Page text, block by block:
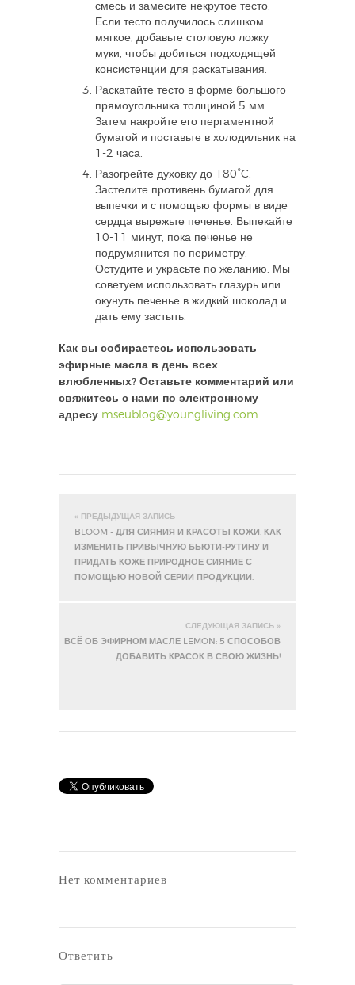
смесь и замесите некрутое тесто.
Если тесто получилось слишком
мягкое, добавьте столовую ложку
муки, чтобы добиться подходящей
консистенции для раскатывания.
Раскатайте тесто в форме большого
прямоугольника толщиной 5 мм.
Затем накройте его пергаментной
бумагой и поставьте в холодильник на
1-2 часа.
Разогрейте духовку до 180°C.
Застелите противень бумагой для
выпечки и с помощью формы в виде
сердца вырежьте печенье. Выпекайте
10-11 минут, пока печенье не
подрумянится по периметру.
Остудите и украсьте по желанию. Мы
советуем использовать глазурь или
окунуть печенье в жидкий шоколад и
дать ему застыть.
Как вы собираетесь использовать
эфирные масла в день всех
влюбленных? Оставьте комментарий или
свяжитесь с нами по электронному
адресу mseublog@youngliving.com
« ПРЕДЫДУЩАЯ ЗАПИСЬ
BLOOM - ДЛЯ СИЯНИЯ И КРАСОТЫ КОЖИ. КАК
ИЗМЕНИТЬ ПРИВЫЧНУЮ БЬЮТИ-РУТИНУ И
ПРИДАТЬ КОЖЕ ПРИРОДНОЕ СИЯНИЕ С
ПОМОЩЬЮ НОВОЙ СЕРИИ ПРОДУКЦИИ.
СЛЕДУЮЩАЯ ЗАПИСЬ »
ВСЁ ОБ ЭФИРНОМ МАСЛЕ LEMON: 5 СПОСОБОВ
ДОБАВИТЬ КРАСОК В СВОЮ ЖИЗНЬ!
Нет комментариев
Ответить